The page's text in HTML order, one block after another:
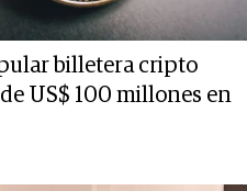
billetera cripto
US$ 100 millones en